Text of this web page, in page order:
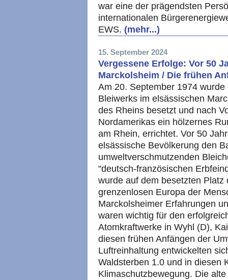
war eine der prägendsten
internationalen
EWS. (mehr...)
15. September 2024
Vergessene Erfolge: Vor 50
Marckolsheim / Die frühen
Am 20. September 1974
Bleiwerks im elsässischen
des Rheins besetzt und nach
Nordamerikas ein hölzernes
am Rhein, errichtet. Vor 50
elsässische Bevölkerung den
umweltverschmutzenden
"deutsch-französischen
wurde auf dem besetzten
grenzenlosen Europa der
Marckolsheimer Erfahrungen
waren wichtig für den
Atomkraftwerke in Wyhl (D),
diesen frühen Anfängen der
Luftreinhaltung entwickelten
Waldsterben 1.0 und in diesen
Klimaschutzbewegung. Die